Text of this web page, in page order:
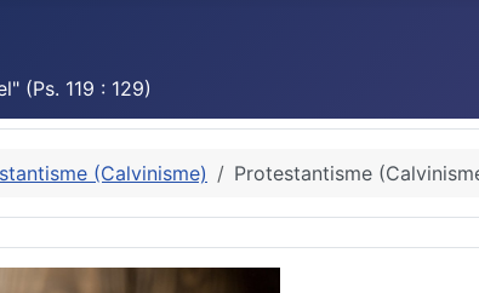
(Ps. 119 : 129)
(Calvinisme) Protestantisme